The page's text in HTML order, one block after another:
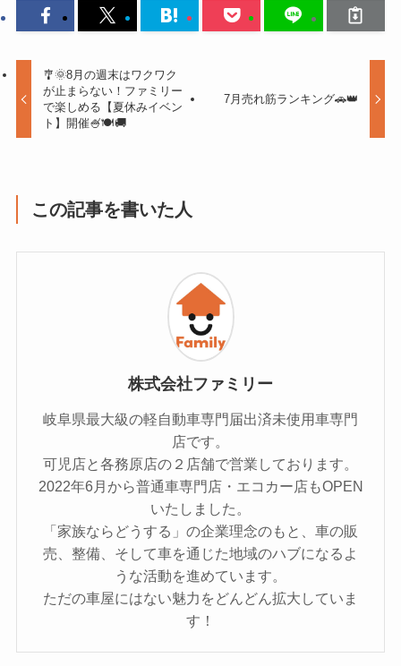
🎐🌞8月の週末はワクワク
が止まらない！ファミリー
で楽しめる【夏休みイベン
ト】開催🍧🍽️🚚
7月売れ筋ランキング🚗👑
この記事を書いた人
株式会社ファミリー
岐阜県最大級の軽自動車専門届出済未使用車専門
店です。
可児店と各務原店の２店舗で営業しております。
2022年6月から普通車専門店・エコカー店もOPEN
いたしました。
「家族ならどうする」の企業理念のもと、車の販
売、整備、そして車を通じた地域のハブになるよ
うな活動を進めています。
ただの車屋にはない魅力をどんどん拡大していま
す！